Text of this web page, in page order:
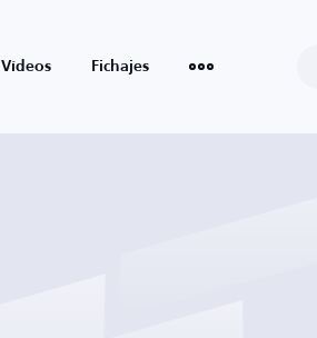
Vídeos Fichajes